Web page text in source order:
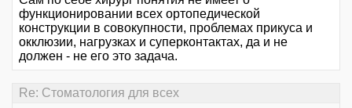
функционировании всех ортопедической
конструкции в совокупности, проблемах прикуса и
окклюзии, нагрузках и суперконтактах, да и не
должен - не его это задача.
Re: Стоматология для всех